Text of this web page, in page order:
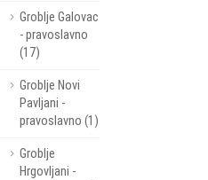
Groblje Galovac
- pravoslavno
(17)
Groblje Novi
Pavljani -
pravoslavno (1)
Groblje
Hrgovljani -